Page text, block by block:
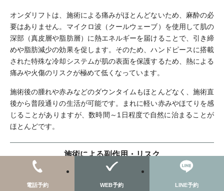
電話予約 WEB予約 LINE予約
オンダリフトは、施術による痛みがほとんどないため、麻酔の必
要はありません。マイクロ波（クールウェーブ）を使用して肌の
深部（真皮層や脂肪層）に熱エネルギーを届けることで、引き締
めや脂肪減少の効果を促します。そのため、ハンドピースに搭載
された特殊な冷却システムが肌の表面を保護するため、熱による
痛みや火傷のリスクが極めて低くなっています。
施術後の腫れや赤みなどのダウンタイムもほとんどなく、施術直
後から普段通りの生活が可能です。まれに軽い赤みやほてりを感
じることがありますが、数時間～1日程度で自然に治まることが
ほとんどです。
施術による副作用・リスク
オンダリフトは安全性の高い施術ですが、以下のような副作用や